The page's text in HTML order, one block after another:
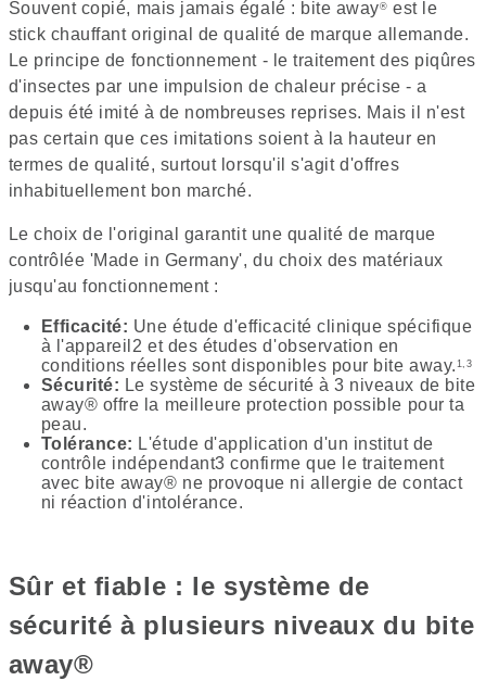
Souvent copié, mais jamais égalé : bite away® est le
stick chauffant original de qualité de marque allemande.
Le principe de fonctionnement - le traitement des piqûres
d'insectes par une impulsion de chaleur précise - a
depuis été imité à de nombreuses reprises. Mais il n'est
pas certain que ces imitations soient à la hauteur en
termes de qualité, surtout lorsqu'il s'agit d'offres
inhabituellement bon marché.
Le choix de l'original garantit une qualité de marque
contrôlée 'Made in Germany', du choix des matériaux
jusqu'au fonctionnement :
Efficacité: Une étude d'efficacité clinique spécifique
à l'appareil2 et des études d'observation en
conditions réelles sont disponibles pour bite away. 1,3
Sécurité: Le système de sécurité à 3 niveaux de bite
away® offre la meilleure protection possible pour ta
peau.
Tolérance: L'étude d'application d'un institut de
contrôle indépendant3 confirme que le traitement
avec bite away® ne provoque ni allergie de contact
ni réaction d'intolérance.
Sûr et fiable : le système de
sécurité à plusieurs niveaux du bite
away®